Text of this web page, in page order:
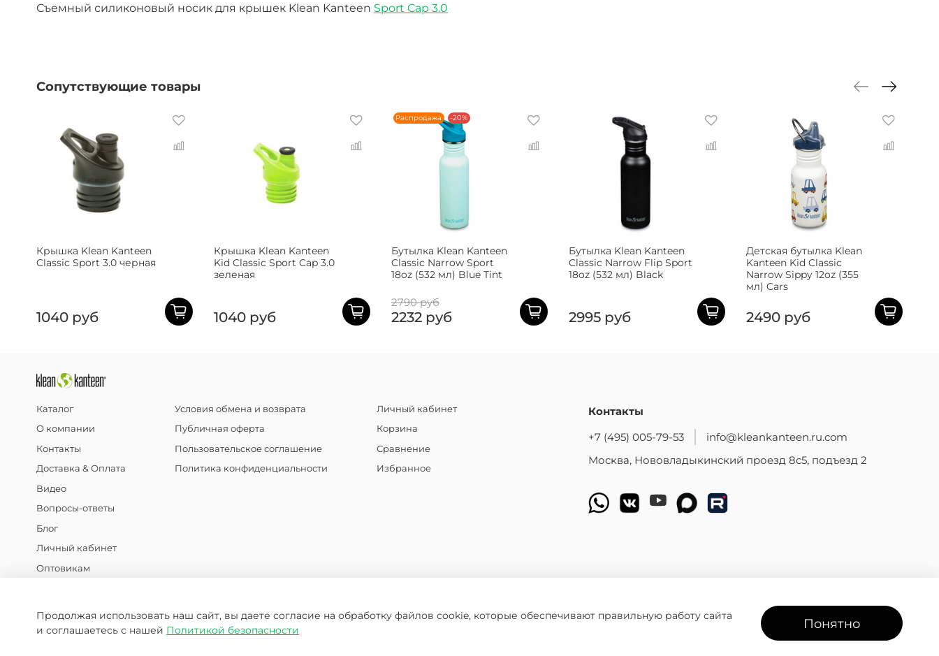
Съемный силиконовый носик для крышек Klean Kanteen Sport Cap 3.0
Сопутствующие товары
Крышка Klean Kanteen
Classic Sport 3.0 черная
1040 руб
Крышка Klean Kanteen
Kid Classic Sport Cap 3.0
зеленая
1040 руб
Распродажа -20%
Бутылка Klean Kanteen
Classic Narrow Sport
18oz (532 мл) Blue Tint
2790 руб
2232 руб
Бутылка Klean Kanteen
Classic Narrow Flip Sport
18oz (532 мл) Black
2995 руб
Детская бутылка Klean
Kanteen Kid Classic
Narrow Sippy 12oz (355
мл) Cars
2490 руб
Каталог
О компании
Контакты
Доставка & Оплата
Видео
Вопросы-ответы
Блог
Личный кабинет
Оптовикам
Условия обмена и возврата
Публичная оферта
Пользовательское соглашение
Политика конфиденциальности
Личный кабинет
Корзина
Сравнение
Избранное
Контакты
+7 (495) 005-79-53
info@kleankanteen.ru.com
Москва, Нововладыкинский проезд 8с5, подъезд 2
Продолжая использовать наш сайт, вы даете согласие на обработку файлов cookie, которые обеспечивают правильную работу сайта
и соглашаетесь с нашей Политикой безопасности Понятно